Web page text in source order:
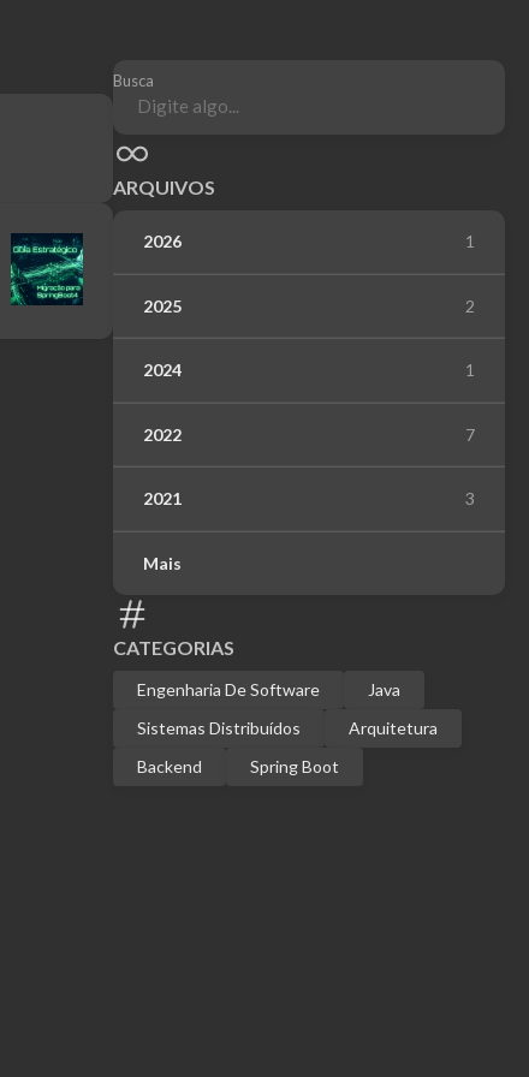
Busca
ARQUIVOS
2026 1
2025 2
2024 1
2022 7
2021 3
Mais
CATEGORIAS
Engenharia De Software
Java
Sistemas Distribuídos
Arquitetura
Backend
Spring Boot